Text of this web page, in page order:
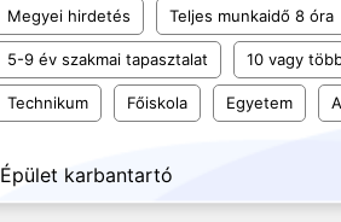
Megyei hirdetés Teljes munkaidő 8 óra
5-9 év szakmai tapasztalat 10 vagy
Technikum Főiskola Egyetem
Épület karbantartó